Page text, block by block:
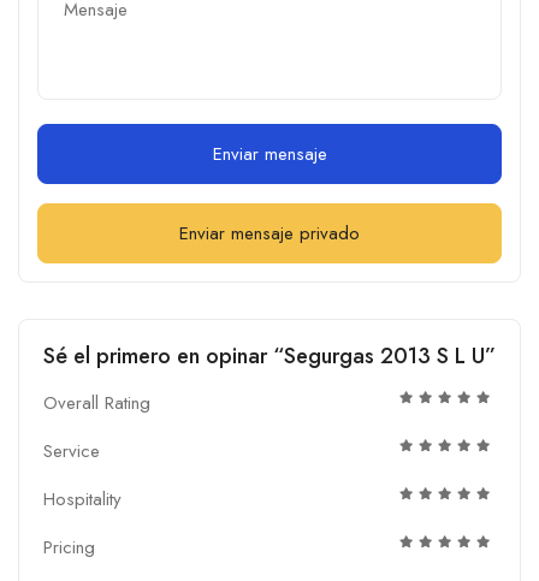
Enviar mensaje
Enviar mensaje privado
Sé el primero en opinar “Segurgas 2013 S L U”
Overall Rating
Service
Hospitality
Pricing